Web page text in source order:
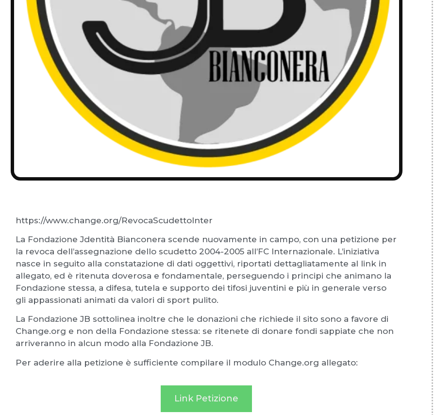
https://www.change.org/RevocaScudettoInter
La Fondazione Jdentità Bianconera scende nuovamente in campo, con una petizione per
la revoca dell’assegnazione dello scudetto 2004-2005 all’FC Internazionale. L’iniziativa
nasce in seguito alla constatazione di dati oggettivi, riportati dettagliatamente al link in
allegato, ed è ritenuta doverosa e fondamentale, perseguendo i principi che animano la
Fondazione stessa, a difesa, tutela e supporto dei tifosi juventini e più in generale verso
gli appassionati animati da valori di sport pulito.
La Fondazione JB sottolinea inoltre che le donazioni che richiede il sito sono a favore di
Change.org e non della Fondazione stessa: se ritenete di donare fondi sappiate che non
arriveranno in alcun modo alla Fondazione JB.
Per aderire alla petizione è sufficiente compilare il modulo Change.org allegato:
Link Petizione